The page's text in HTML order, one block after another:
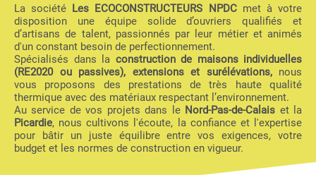
La société Les ECOCONSTRUCTEURS NPDCmet à votre
disposition une équipe solide d’ouvriers qualifiés et
d’artisans de talent, passionnés par leur métier et animés
d'un constant besoin de perfectionnement.
Spécialisés dans la construction de maisons individuelles
(RE2020 ou passives), extensions et surélévations,nous
vous proposons des prestations de très haute qualité
thermique avec des matériaux respectant l’environnement.
Au service de vos projets dans le Nord-Pas-de-Calais et la
Picardie, nous cultivons l'écoute, la confiance et l'expertise
pour bâtir un juste équilibre entre vos exigences, votre
budget et les normes de construction en vigueur.